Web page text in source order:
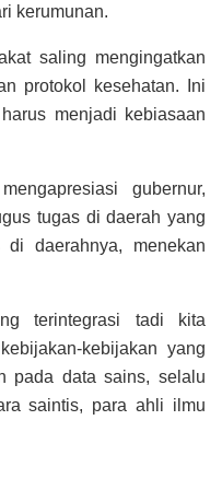
kerumunan.
saling mengingatkan
protokol kesehatan. Ini
menjadi kebiasaan
gubernur,
tugas di daerah yang
daerahnya, menekan
terintegrasi tadi kita
kebijakan yang
pada data sains, selalu
saintis, para ahli ilmu